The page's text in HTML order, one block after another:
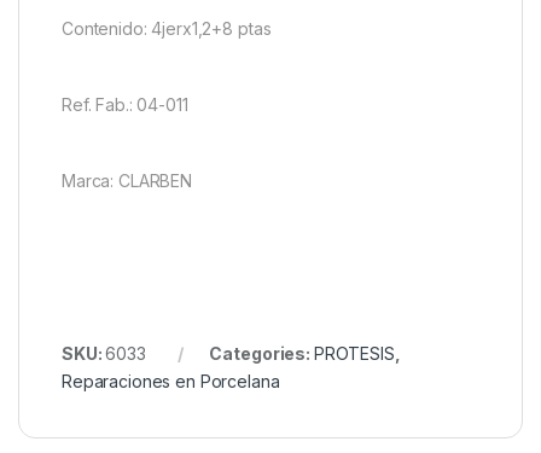
Contenido: 4jerx1,2+8 ptas
Ref. Fab.: 04-011
Marca: CLARBEN
SKU:6033 Categories: PROTESIS
Reparaciones en Porcelana